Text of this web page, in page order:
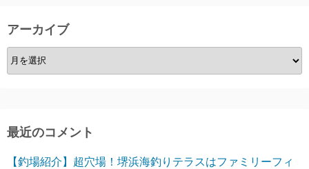
アーカイブ
ア
ー
ブ
最近のコメント
【釣場紹介】超穴場！堺浜海釣りテラスはファミリーフィ